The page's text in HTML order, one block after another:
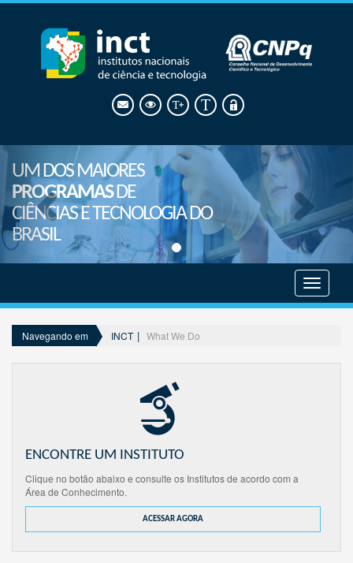
UM DOS MAIORES
PROGRAMASDE
CIÊNCIAS E TECNOLOGIA DO
BRASIL
menu
Navegando em INCT What We Do
ENCONTRE UM INSTITUTO
Clique no botão abaixo e consulte os Institutos de acordo com a
Área de Conhecimento.
ACESSAR AGORA